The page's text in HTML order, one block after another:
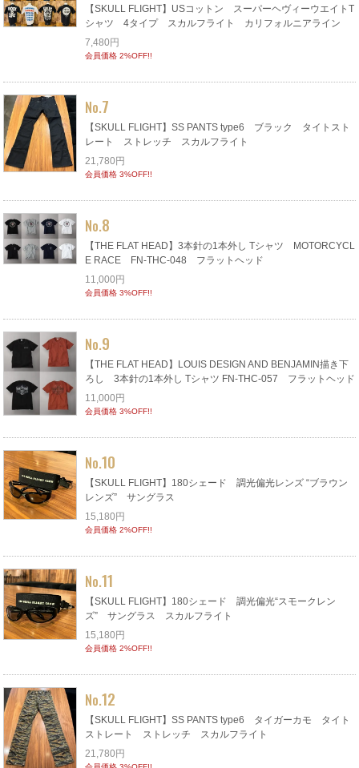
【SKULL FLIGHT】USコットン スーパーヘヴィーウエイトT
シャツ 4タイプ スカルフライト カリフォルニアライン
7,480円
会員価格 2%OFF!!
No.7
【SKULL FLIGHT】SS PANTS type6 ブラック タイトスト
レート ストレッチ スカルフライト
21,780円
会員価格 3%OFF!!
No.8
【THE FLAT HEAD】3本針の1本外し Tシャツ MOTORCYCL
E RACE FN-THC-048 フラットヘッド
11,000円
会員価格 3%OFF!!
No.9
【THE FLAT HEAD】LOUIS DESIGN AND BENJAMIN描き下
ろし 3本針の1本外し Tシャツ FN-THC-057 フラットヘッド
11,000円
会員価格 3%OFF!!
No.10
【SKULL FLIGHT】180シェード 調光偏光レンズ “ブラウン
レンズ” サングラス
15,180円
会員価格 2%OFF!!
No.11
【SKULL FLIGHT】180シェード 調光偏光“スモークレン
ズ” サングラス スカルフライト
15,180円
会員価格 2%OFF!!
No.12
【SKULL FLIGHT】SS PANTS type6 タイガーカモ タイト
ストレート ストレッチ スカルフライト
21,780円